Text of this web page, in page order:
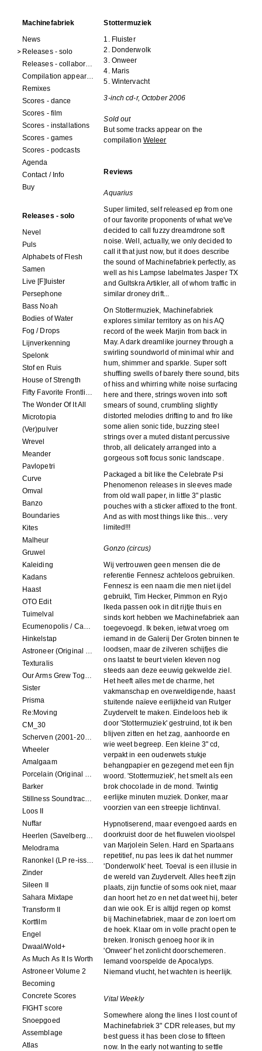
Machinefabriek
News
Releases - solo
Releases - collaborations
Compilation appearances
Remixes
Scores - dance
Scores - film
Scores - installations
Scores - games
Scores - podcasts
Agenda
Contact / Info
Buy
Releases - solo
Nevel
Puls
Alphabets of Flesh
Samen
Live [F]luister
Persephone
Bass Noah
Bodies of Water
Fog / Drops
Lijnverkenning
Spelonk
Stof en Ruis
House of Strength
Fifty Favorite Frontlinie Fragments
The Wonder Of It All
Microtopia
(Ver)pulver
Wrevel
Meander
Pavlopetri
Curve
Omval
Banzo
Boundaries
Kites
Malheur
Gruwel
Kaleiding
Kadans
Haast
OTO Edit
Tuimelval
Ecumenopolis / Capital City (scores for installations by Elian Somers)
Hinkelstap
Astroneer (Original Soundtrack) LP
Texturalis
Our Arms Grew Together
Sister
Prisma
Re:Moving
CM_30
Scherven (2001-2002)
Wheeler
Amalgaam
Porcelain (Original Film Soundtrack)
Barker
Stillness Soundtracks II
Loos II
Nuffar
Heerlen (Savelbergklooster, 31 August 2019)
Melodrama
Ranonkel (LP re-issue)
Zinder
Sileen II
Sahara Mixtape
Transform II
Kortfilm
Engel
Dwaal/Wold+
As Much As It Is Worth
Astroneer Volume 2
Becoming
Concrete Scores
FIGHT score
Snoepgoed
Assemblage
Atlas
Stottermuziek
1. Fluister
2. Donderwolk
3. Onweer
4. Maris
5. Wintervacht
3-inch cd-r, October 2006
Sold out
But some tracks appear on the
compilation Weleer
Reviews
Aquarius
Super limited, self released ep from one
of our favorite proponents of what we've
decided to call fuzzy dreamdrone soft
noise. Well, actually, we only decided to
call it that just now, but it does describe
the sound of Machinefabriek perfectly, as
well as his Lampse labelmates Jasper TX
and Gultskra Artikler, all of whom traffic in
similar droney drift...
On Stottermuziek, Machinefabriek
explores similar territory as on his AQ
record of the week Marjin from back in
May. A dark dreamlike journey through a
swirling soundworld of minimal whir and
hum, shimmer and sparkle. Super soft
shuffling swells of barely there sound, bits
of hiss and whirring white noise surfacing
here and there, strings woven into soft
smears of sound, crumbling slightly
distorted melodies drifting to and fro like
some alien sonic tide, buzzing steel
strings over a muted distant percussive
throb, all delicately arranged into a
gorgeous soft focus sonic landscape.
Packaged a bit like the Celebrate Psi
Phenomenon releases in sleeves made
from old wall paper, in little 3" plastic
pouches with a sticker affixed to the front.
And as with most things like this... very
limited!!!
Gonzo (circus)
Wij vertrouwen geen mensen die de
referentie Fennesz achteloos gebruiken.
Fennesz is een naam die men niet ijdel
gebruikt, Tim Hecker, Pimmon en Ryjo
Ikeda passen ook in dit rijtje thuis en
sinds kort hebben we Machinefabriek aan
toegevoegd. Ik beken, ietwat vroeg om
iemand in de Galerij Der Groten binnen te
loodsen, maar de zilveren schijfjes die
ons laatst te beurt vielen kleven nog
steeds aan deze eeuwig gekwelde ziel.
Het heeft alles met de charme, het
vakmanschap en overweldigende, haast
stuitende naïeve eerlijkheid van Rutger
Zuydervelt te maken. Eindeloos heb ik
door 'Stottermuziek' gestruind, tot ik ben
blijven zitten en het zag, aanhoorde en
wie weet begreep. Een kleine 3" cd,
verpakt in een ouderwets stukje
behangpapier en gezegend met een fijn
woord. 'Stottermuziek', het smelt als een
brok chocolade in de mond. Twintig
eerlijke minuten muziek. Donker, maar
voorzien van een streepje lichtinval.
Hypnotiserend, maar evengoed aards en
doorkruist door de het fluwelen vioolspel
van Marjolein Selen. Hard en Spartaans
repetitief, nu pas lees ik dat het nummer
'Donderwolk' heet. Toeval is een illusie in
de wereld van Zuydervelt. Alles heeft zijn
plaats, zijn functie of soms ook niet, maar
dan hoort het zo en net dat weet hij, beter
dan wie ook. Er is altijd regen op komst
bij Machinefabriek, maar de zon loert om
de hoek. Klaar om in volle pracht open te
breken. Ironisch genoeg hoor ik in
'Onweer' het zonlicht doorschemeren.
Iemand voorspelde de Apocalyps.
Niemand vlucht, het wachten is heerlijk.
Vital Weekly
Somewhere along the lines I lost count of
Machinefabriek 3" CDR releases, but my
best guess it has been close to fifteen
now. In the early not wanting to settle